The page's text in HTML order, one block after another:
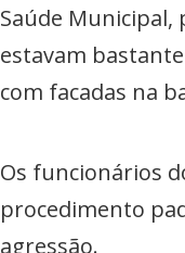
Saúde Municipal,
estavam
com facadas na
Os funcionários
procedimento
agressão.